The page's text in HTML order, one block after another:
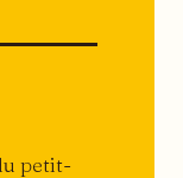
petit-